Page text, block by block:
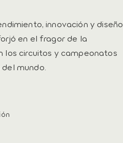
innovación y diseño
en el fragor de la
los circuitos y campeonatos
mundo.